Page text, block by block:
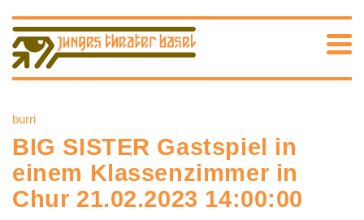
burri
BIG SISTER Gastspiel in
einem Klassenzimmer in
Chur 21.02.2023 14:00:00